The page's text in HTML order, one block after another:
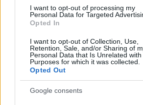
I want to opt-out of processing my
Personal Data for Targeted
Opted In
I want to opt-out of Collection, Use,
Retention, Sale, and/or Sharing of
Personal Data that Is Unrelated
Purposes for which it was collected.
Opted Out
Google consents
Nem az esküvő nagysága
házasságot, hanem az, hogy a
hogyan képesek egymással és
kompromisszumot kötni” –
Katalin párkapcsolati mediátor.
A szakértő szerint az